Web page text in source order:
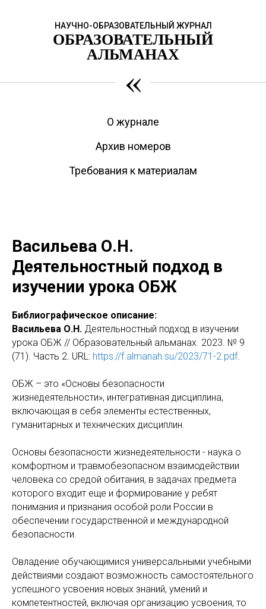
НАУЧНО-ОБРАЗОВАТЕЛЬНЫЙ ЖУРНАЛ
ОБРАЗОВАТЕЛЬНЫЙ
АЛЬМАНАХ
«
О журнале
Архив номеров
Требования к материалам
Васильева О.Н.
Деятельностный подход в
изучении урока ОБЖ
Библиографическое описание:
Васильева О.Н. Деятельностный подход в изучении
урока ОБЖ // Образовательный альманах. 2023. № 9
(71). Часть 2. URL: https://f.almanah.su/2023/71-2.pdf.
ОБЖ – это «Основы безопасности
жизнедеятельности», интегративная дисциплина,
включающая в себя элементы естественных,
гуманитарных и технических дисциплин.
Основы безопасности жизнедеятельности - наука о
комфортном и травмобезопасном взаимодействии
человека со средой обитания, в задачах предмета
которого входит еще и формирование у ребят
понимания и признания особой роли России в
обеспечении государственной и международной
безопасности.
Овладение обучающимися универсальными учебными
действиями создают возможность самостоятельного
успешного усвоения новых знаний, умений и
компетентностей, включая организацию усвоения, то